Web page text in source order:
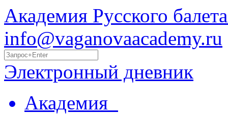
Академия Русского
info@vaganovaacademy.ru
Электронный дневник
Академия